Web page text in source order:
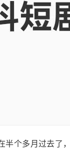
半个多月过去了